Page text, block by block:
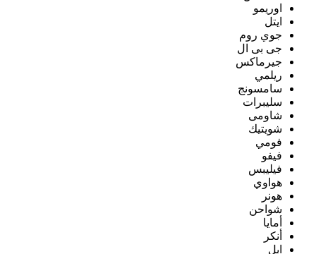
اوريمو
ايتل
جوي روم
جى بى ال
جيرماكس
ريلمي
سامسونج
سليبرات
شاومى
شويتيك
فومي
فيفو
فيليبس
هواوي
هونر
شواحن
أمايا
أنكر
ابل